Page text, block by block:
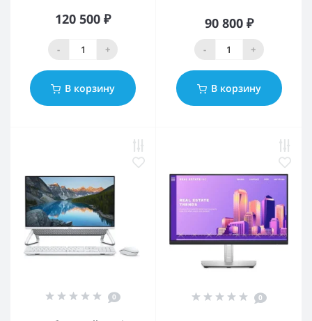
120 500 ₽
- +
В корзину
90 800 ₽
- +
В корзину
0 0